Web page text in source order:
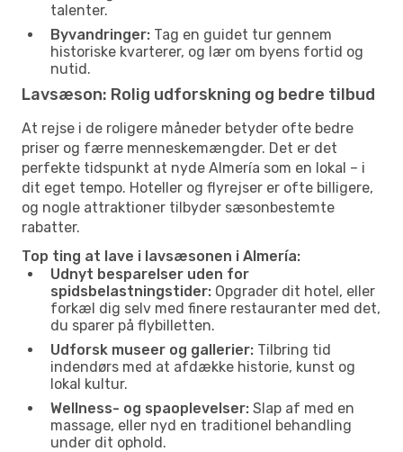
talenter.
Byvandringer: Tag en guidet tur gennem
historiske kvarterer, og lær om byens fortid og
nutid.
Lavsæson: Rolig udforskning og bedre tilbud
At rejse i de roligere måneder betyder ofte bedre
priser og færre menneskemængder. Det er det
perfekte tidspunkt at nyde Almería som en lokal – i
dit eget tempo. Hoteller og flyrejser er ofte billigere,
og nogle attraktioner tilbyder sæsonbestemte
rabatter.
Top ting at lave i lavsæsonen i Almería:
Udnyt besparelser uden for
spidsbelastningstider: Opgrader dit hotel, eller
forkæl dig selv med finere restauranter med det,
du sparer på flybilletten.
Udforsk museer og gallerier: Tilbring tid
indendørs med at afdække historie, kunst og
lokal kultur.
Wellness- og spaoplevelser: Slap af med en
massage, eller nyd en traditionel behandling
under dit ophold.